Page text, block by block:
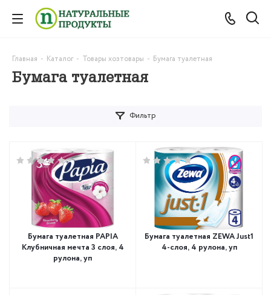
Бумага туалетная
Главная - Каталог - Товары хозтовары - Бумага туалетная
Фильтр
Бумага туалетная PAPIA
Клубничная мечта 3 слоя, 4
рулона, уп
Бумага туалетная ZEWA Just1
4-слоя, 4 рулона, уп